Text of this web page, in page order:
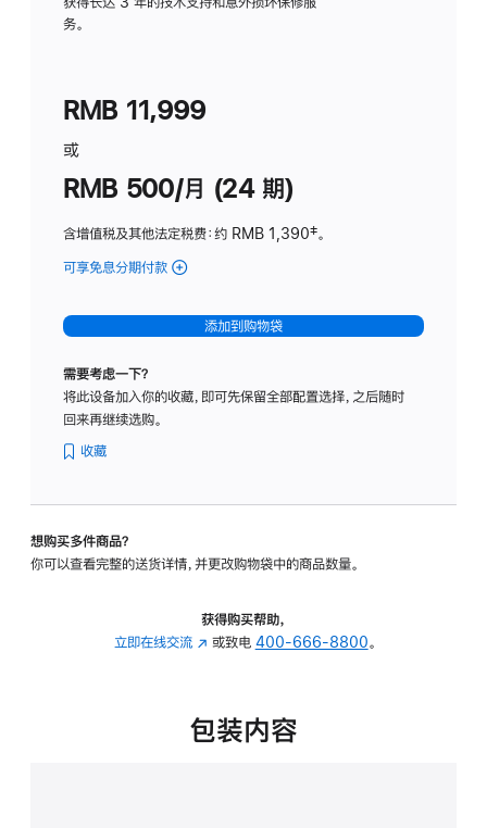
务。
RMB 11,999
或
RMB 500/月 (24 期)
含增值税及其他法定税费：约 RMB 1,390脚
‡。
可享免息分期付款 (Studio
-
标
璃
转
的
添加到购物袋
需要考虑一下？
将此设备加入你的收藏，即可先保留全部配置选择，之后随时
回来再继续选购。
收藏
想购买多件商品？
你可以查看完整的送货详情，并更改购物袋中的商品数量。
获得购买帮助，
立即在线交流 (在
中
或致电 400-666-8800。
包装内容